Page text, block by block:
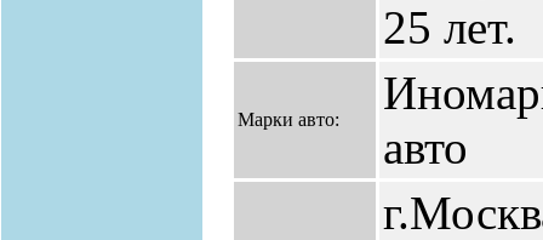
25 лет.
Марки авто:
авто